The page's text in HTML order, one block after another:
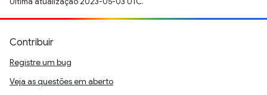
Contribuir
Registre um bug
Veja as questões em aberto